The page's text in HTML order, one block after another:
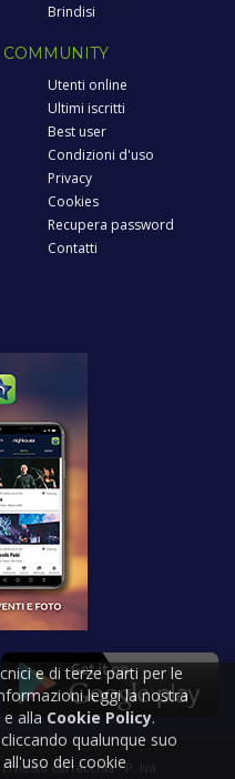
Brindisi
COMMUNITY
Utenti online
Ultimi iscritti
Best user
Condizioni d'uso
Privacy
Cookies
Recupera password
Contatti
Carracchia - P. Iva
e di terze parti per le
leggi la nostra
e alla Cookie Policy.
qualunque suo
dei cookie